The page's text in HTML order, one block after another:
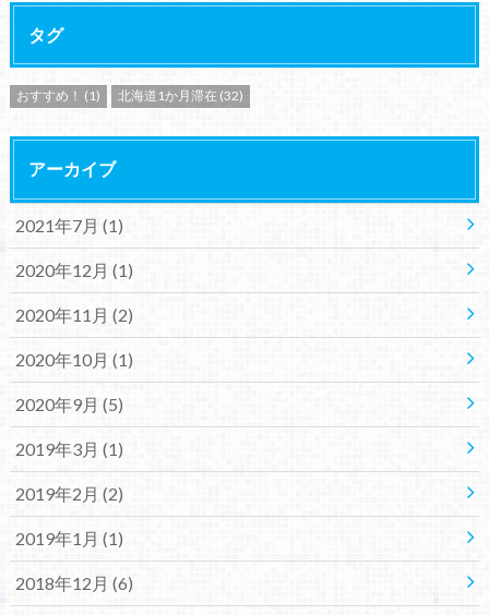
タグ
おすすめ！ (1) 北海道1か月滞在 (32)
アーカイブ
2021年7月 (1)
2020年12月 (1)
2020年11月 (2)
2020年10月 (1)
2020年9月 (5)
2019年3月 (1)
2019年2月 (2)
2019年1月 (1)
2018年12月 (6)